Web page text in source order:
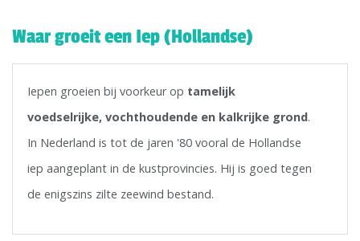
Waar groeit een Iep (Hollandse)
Iepen groeien bij voorkeur op tamelijk
voedselrijke, vochthoudende en kalkrijke grond.
In Nederland is tot de jaren '80 vooral de Hollandse
iep aangeplant in de kustprovincies. Hij is goed tegen
de enigszins zilte zeewind bestand.